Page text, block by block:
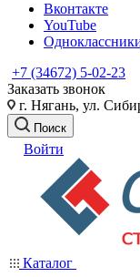
Вконтакте
YouTube
+7 (34672) 5-02-23
Заказать звонок
г. Нягань, ул.
Поиск
Войти
Каталог